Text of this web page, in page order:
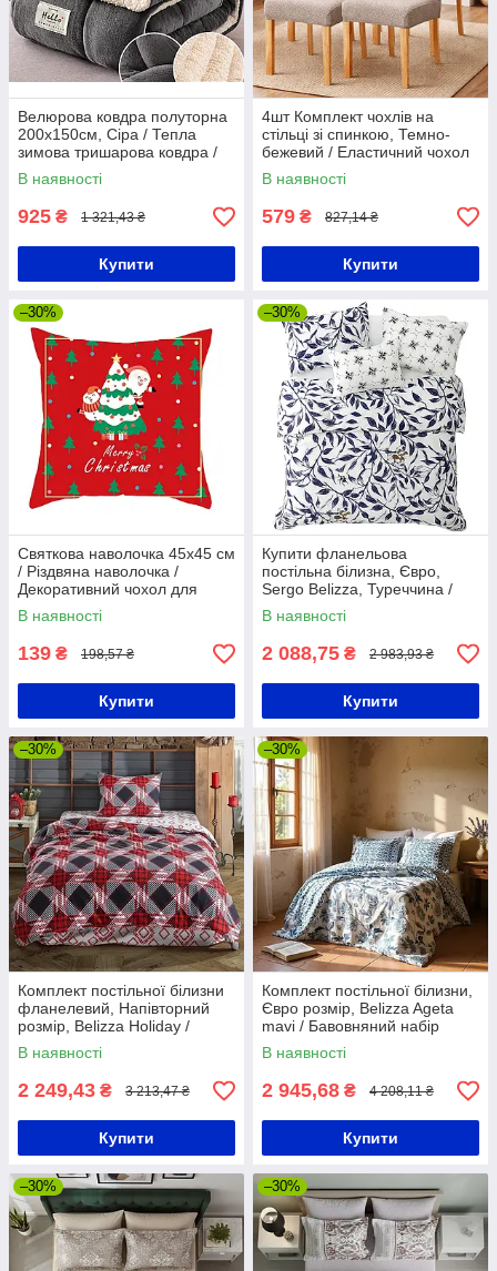
Велюрова ковдра полуторна
200х150см, Сіра / Тепла
зимова тришарова ковдра /
Ковдра - покривало велюр
В наявності
925 ₴ 1 321,43 ₴
Купити
4шт Комплект чохлів на
стільці зі спинкою, Темно-
бежевий / Еластичний чохол
для стільців
В наявності
579 ₴ 827,14 ₴
Купити
–30%
Святкова наволочка 45x45 см
/ Різдвяна наволочка /
Декоративний чохол для
подушки
В наявності
139 ₴ 198,57 ₴
Купити
–30%
Купити фланельова
постільна білизна, Євро,
Sergo Belizza, Туреччина /
Фланелева постільна білизна
/ Двоспальне постільна
В наявності
2 088,75 ₴ 2 983,93 ₴
Купити
–30%
Комплект постільної білизни
фланелевий, Напівторний
розмір, Belizza Holiday /
Бавовняний набір постільної
білизни
В наявності
2 249,43 ₴ 3 213,47 ₴
Купити
–30%
Комплект постільної білизни,
Євро розмір, Belizza Ageta
mavi / Бавовняний набір
постільної білизни
В наявності
2 945,68 ₴ 4 208,11 ₴
Купити
–30% –30%